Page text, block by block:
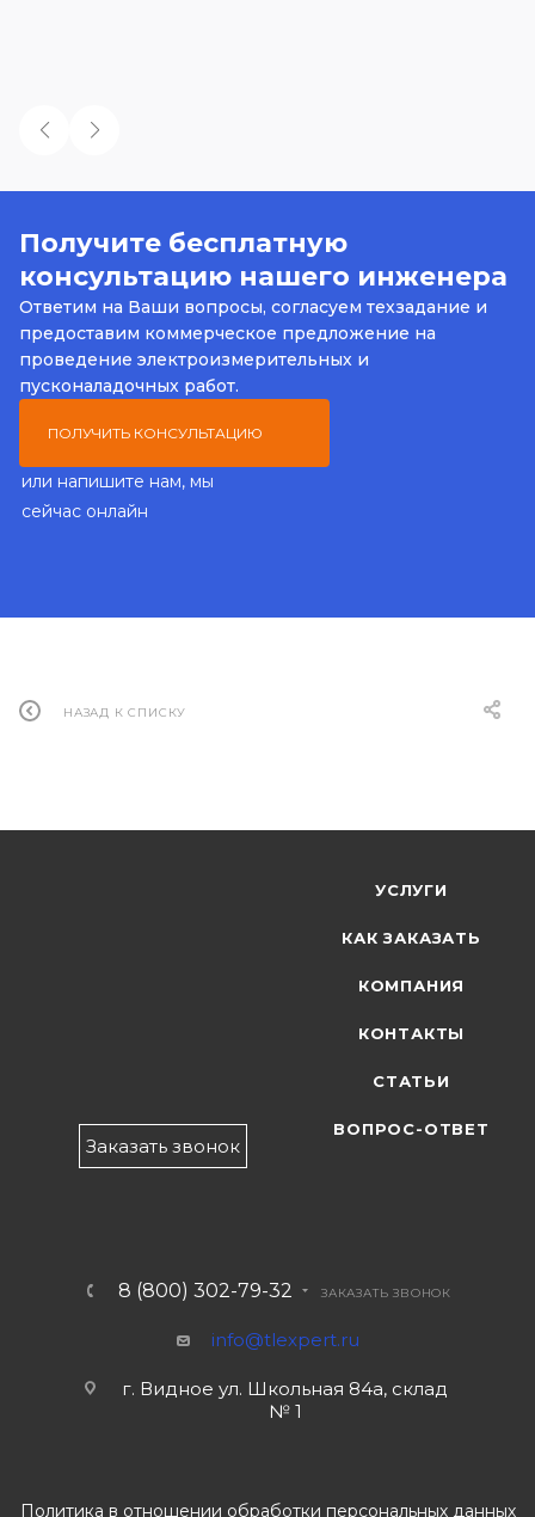
Получите бесплатную
консультацию нашего инженера
Ответим на Ваши вопросы, согласуем техзадание и
предоставим коммерческое предложение на
проведение электроизмерительных и
пусконаладочных работ.
ПОЛУЧИТЬ КОНСУЛЬТАЦИЮ
или напишите нам, мы
сейчас онлайн
НАЗАД К СПИСКУ
Заказать звонок
УСЛУГИ
КАК ЗАКАЗАТЬ
КОМПАНИЯ
КОНТАКТЫ
СТАТЬИ
ВОПРОС-ОТВЕТ
8 (800) 302-79-32 ЗАКАЗАТЬ ЗВОНОК
info@tlexpert.ru
г. Видное ул. Школьная 84а, склад
№ 1
Политика в отношении обработки персональных данных